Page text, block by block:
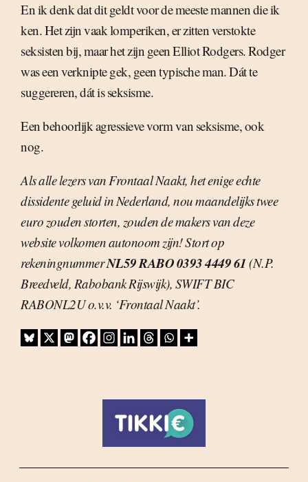
En ik denk dat dit geldt voor de meeste mannen die ik
ken. Het zijn vaak lomperiken, er zitten verstokte
seksisten bij, maar het zijn geen Elliot Rodgers. Rodger
was een verknipte gek, geen typische man. Dát te
suggereren, dát is seksisme.
Een behoorlijk agressieve vorm van seksisme, ook
nog.
Als alle lezers van Frontaal Naakt, het enige echte
dissidente geluid in Nederland, nou maandelijks twee
euro zouden storten, zouden de makers van deze
website volkomen autonoom zijn! Stort op
rekeningnummerNL59 RABO 0393 4449 61 (N.P.
Breedveld, Rabobank Rijswijk), SWIFT BIC
RABONL2U o.v.v. ‘Frontaal Naakt’.